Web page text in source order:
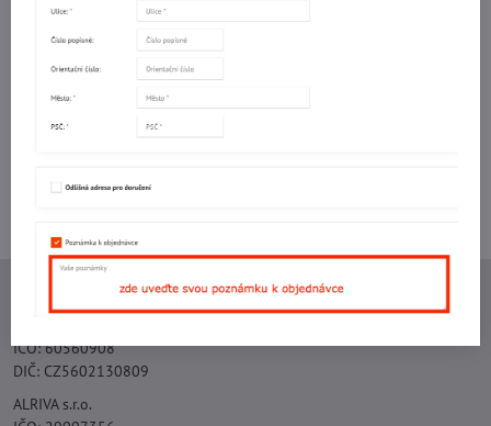
Facebook TwitterBluesky
Potřebujete poradit s objednávkou?
Kontaktujte nás:
+420 577 523 563
Ing. Vojtěch Lečbych - IVL
IČO: 60560908
DIČ: CZ5602130809
ALRIVA s.r.o.